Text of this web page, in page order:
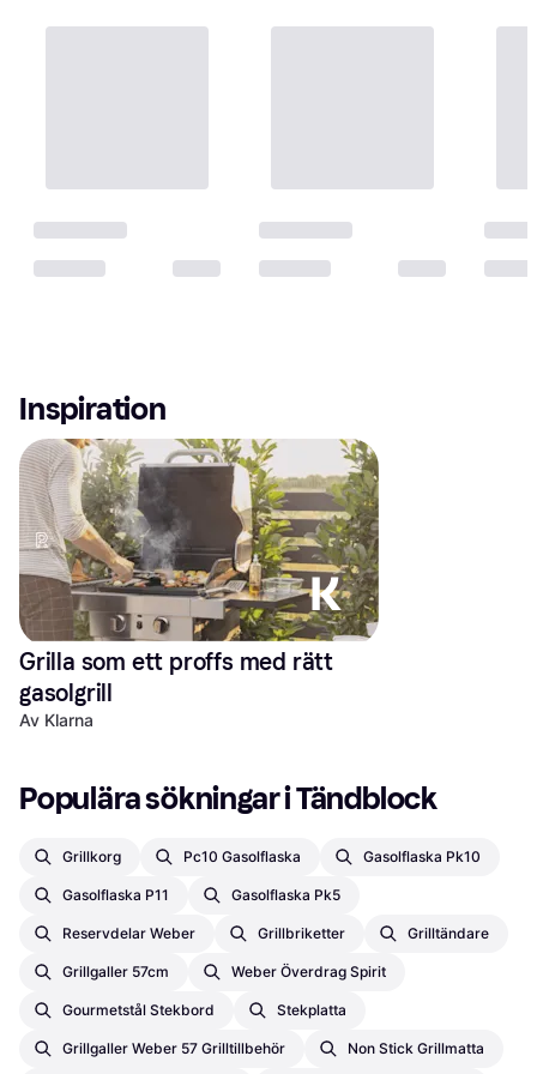
Inspiration
Grilla som ett proffs med rätt
gasolgrill
Av Klarna
Populära sökningar i Tändblock
Grillkorg Pc10 Gasolflaska Gasolflaska Pk10
Gasolflaska P11 Gasolflaska Pk5
Reservdelar Weber Grillbriketter Grilltändare
Grillgaller 57cm Weber Överdrag Spirit
Gourmetstål Stekbord Stekplatta
Grillgaller Weber 57 Grilltillbehör Non Stick Grillmatta